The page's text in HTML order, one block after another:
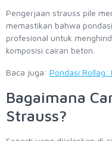
Pengerjaan strauss pile
memastikan bahwa
profesional untuk
komposisi cairan beton.
Baca juga: Pondasi Rollag:
Bagaimana
Strauss?